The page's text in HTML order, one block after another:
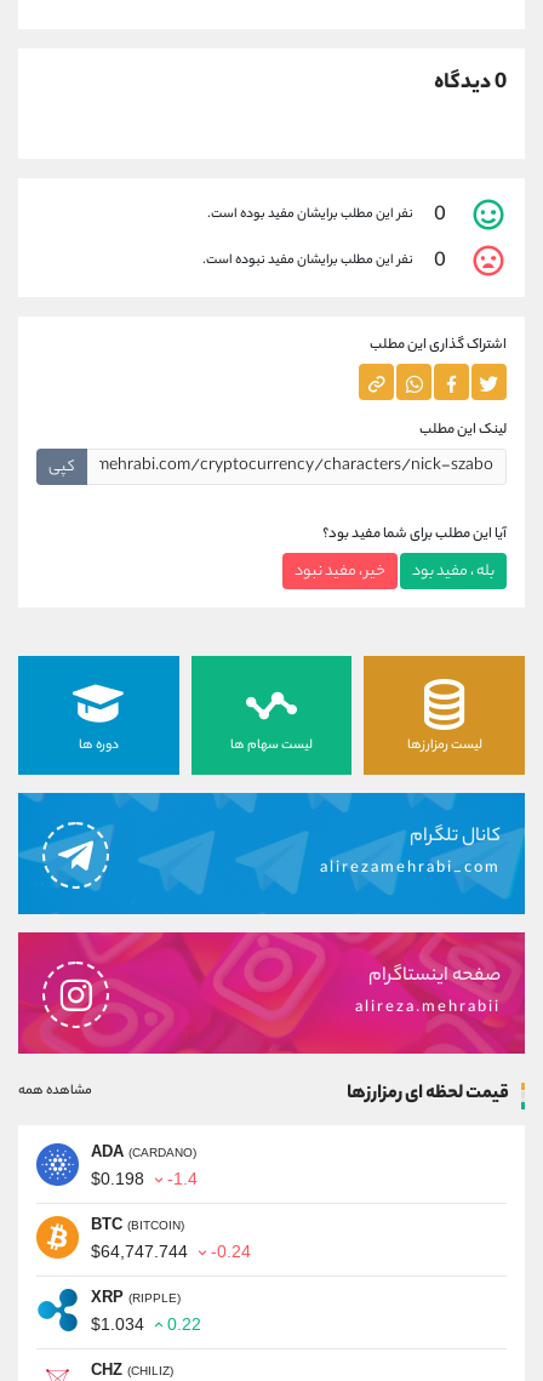
0 دیدگاه
0 نفر این مطلب برایشان مفید بوده است.
0 نفر این مطلب برایشان مفید نبوده است.
اشتراک گذاری این مطلب
لینک این مطلب
کپی
آیا این مطلب برای شما مفید بود؟
بله ، مفید بود خیر ، مفید نبود
لیست رمزارزها لیست سهام ها دوره ها
کانال تلگرام
alirezamehrabi_com
صفحه اینستاگرام
alireza.mehrabii
قیمت لحظه ای رمزارزها مشاهده همه
ADA (CARDANO)
$0.198 -1.4
BTC (BITCOIN)
$64,747.744 -0.24
XRP (RIPPLE)
$1.034 0.22
CHZ (CHILIZ)